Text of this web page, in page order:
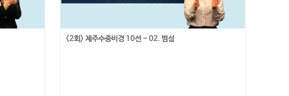
<2회> 제주수중비경 10선 - 02. 범섬